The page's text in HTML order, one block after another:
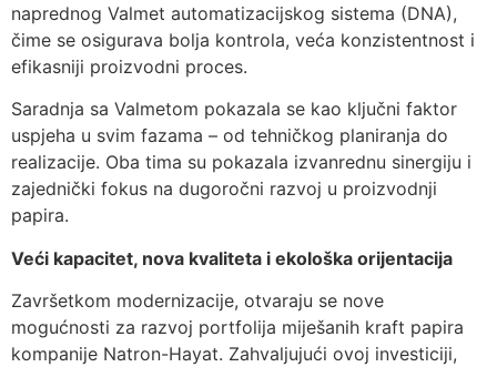
naprednog Valmet automatizacijskog sistema (DNA),
čime se osigurava bolja kontrola, veća konzistentnost i
efikasniji proizvodni proces.
Saradnja sa Valmetom pokazala se kao ključni faktor
uspjeha u svim fazama – od tehničkog planiranja do
realizacije. Oba tima su pokazala izvanrednu sinergiju i
zajednički fokus na dugoročni razvoj u proizvodnji
papira.
Veći kapacitet, nova kvaliteta i ekološka orijentacija
Završetkom modernizacije, otvaraju se nove
mogućnosti za razvoj portfolija miješanih kraft papira
kompanije Natron-Hayat. Zahvaljujući ovoj investiciji,